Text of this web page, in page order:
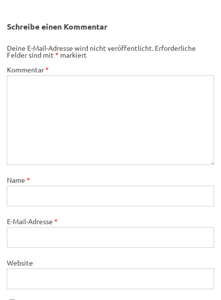
Schreibe einen Kommentar
Deine E-Mail-Adresse wird nicht veröffentlicht. Erforderliche
Felder sind mit * markiert
Kommentar*
Name *
E-Mail-Adresse *
Website